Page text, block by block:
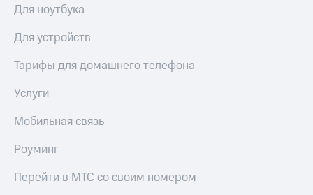
Для ноутбука
Для устройств
Тарифы для домашнего телефона
Услуги
Мобильная связь
Роуминг
Перейти в МТС со своим номером